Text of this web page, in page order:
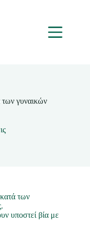
Μενου
των γυναικών
των
υποστεί βία με